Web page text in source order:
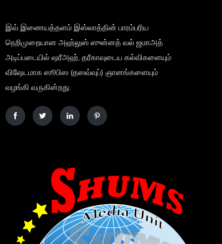
இவ் இணையத்தளம் இஸ்லாத்தின் பாரம்பரிய
நெறிமுறையான அஹ்லுஸ் ஸுன்னத் வல் ஜமாஅத்
அடிப்படையில் ஷரீஅஹ், தரீகாவுடைய கல்விகளையும்
விஷேடமாக ஸூபிஸ (தஸவ்வுப்) ஞானங்களையும்
வழங்கி வருகின்றது.